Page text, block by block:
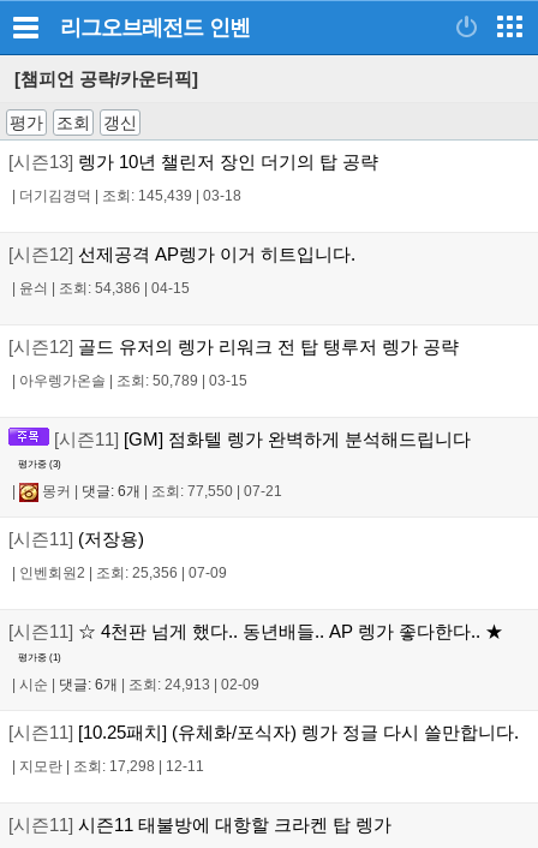
리그오브레전드 인벤
[챔피언 공략/카운터픽]
평가 조회 갱신
[시즌13] 렝가 10년 챌린저 장인 더기의 탑 공략
더기김경덕 조회: 145,439 03-18
[시즌12] 선제공격 AP렝가 이거 히트입니다.
윤싀 조회: 54,386 04-15
[시즌12] 골드 유저의 렝가 리워크 전 탑 탱루저 렝가 공략
아우렝가온솔 조회: 50,789 03-15
[시즌11] [GM] 점화텔 렝가 완벽하게 분석해드립니다
평가중 (3)
몽커 댓글: 6개 조회: 77,550 07-21
[시즌11] (저장용)
인벤회원2 조회: 25,356 07-09
[시즌11] ☆ 4천판 넘게 했다.. 동년배들.. AP 렝가 좋다한다.. ★
평가중 (1)
| 시순 | 댓글: 6개 | 조회: 24,913 | 02-09
[시즌11] [10.25패치] (유체화/포식자) 렝가 정글 다시 쓸만합니다.
| 지모란 | 조회: 17,298 | 12-11
[시즌11] 시즌11 태불방에 대항할 크라켄 탑 렝가